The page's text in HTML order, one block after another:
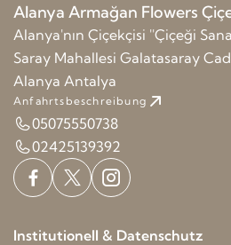
Alanya Armağan Flowers
Alanya'nın Çiçekçisi ''Çiçeği
Saray Mahallesi Galatasaray
Alanya Antalya
Anfahrtsbeschreibung
05075550738
02425139392
Institutionell & Datenschutz